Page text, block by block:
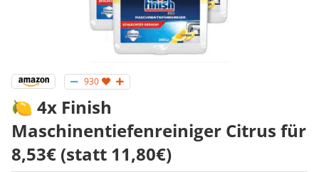
930
🍋 4x Finish
Maschinentiefenreiniger Citrus für
8,53€ (statt 11,80€)